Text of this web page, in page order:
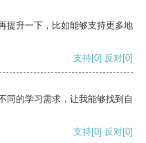
提升一下，比如能够支持更多地
支持[0] 反对[0]
同的学习需求，让我能够找到自
支持[0] 反对[0]